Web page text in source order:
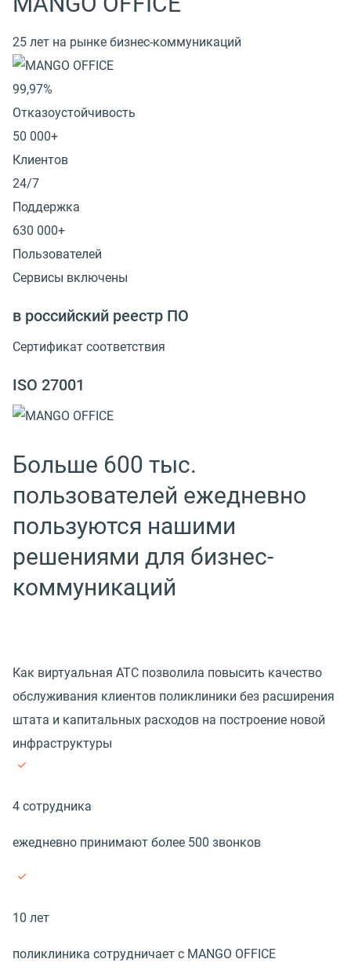
25 лет на рынке бизнес-коммуникаций
99,97%
Отказоустойчивость
50 000+
Клиентов
24/7
Поддержка
630 000+
Пользователей
Сервисы включены
в российский реестр ПО
Сертификат соответствия
ISO 27001
Больше 600 тыс.
пользователей ежедневно
пользуются нашими
решениями для бизнес-
коммуникаций
Как виртуальная АТС позволила повысить качество
обслуживания клиентов поликлиники без расширения
штата и капитальных расходов на построение новой
инфраструктуры
4 сотрудника
ежедневно принимают более 500 звонков
10 лет
поликлиника сотрудничает с MANGO OFFICE